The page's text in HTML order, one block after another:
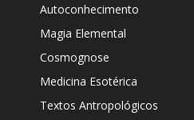
Autoconhecimento
Magia Elemental
Cosmognose
Medicina Esotérica
Textos Antropológicos